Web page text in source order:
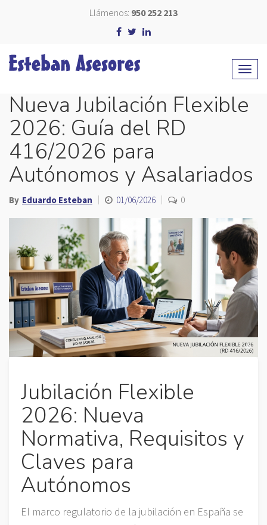
Llámenos: 950 252 213
Nueva Jubilación Flexible
2026: Guía del RD
416/2026 para
Autónomos y Asalariados
By Eduardo Esteban 01/06/2026 0
Jubilación Flexible
2026: Nueva
Normativa, Requisitos y
Claves para
Autónomos
El marco regulatorio de la jubilación en España se